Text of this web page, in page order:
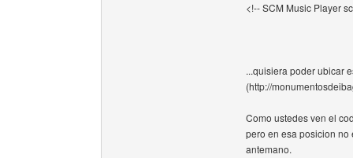
<!-- SCM Music Player
...quisiera poder ubicar
(http://
Como ustedes ven el
pero en esa posicion no
antemano.